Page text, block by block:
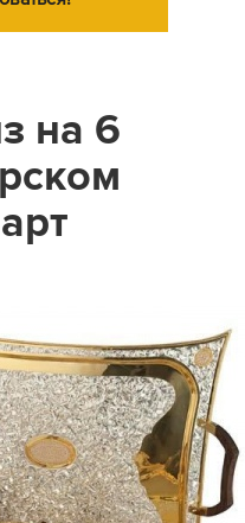
на 6